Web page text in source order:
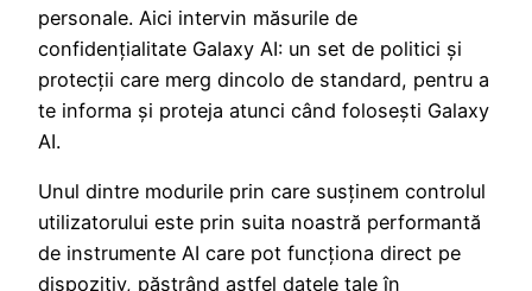
personale. Aici intervin măsurile de
confidențialitate Galaxy AI: un set de politici și
protecții care merg dincolo de standard, pentru a
te informa și proteja atunci când folosești Galaxy
AI.
Unul dintre modurile prin care susținem controlul
utilizatorului este prin suita noastră performantă
de instrumente AI care pot funcționa direct pe
dispozitiv, păstrând astfel datele tale în